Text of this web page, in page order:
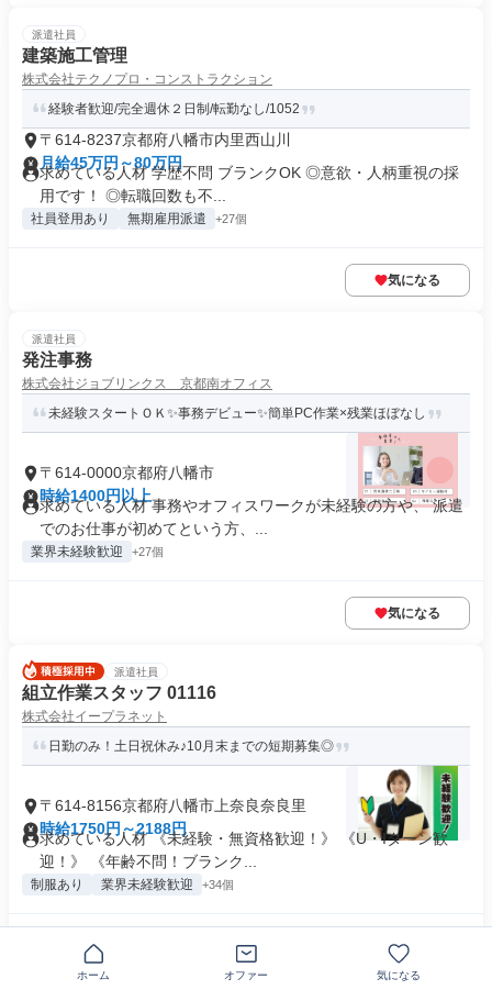
派遣社員
建築施工管理
株式会社テクノプロ・コンストラクション
経験者歓迎/完全週休２日制/転勤なし/1052
〒614-8237京都府八幡市内里西山川
月給45万円～80万円
求めている人材 学歴不問 ブランクOK ◎意欲・人柄重視の採
用です！ ◎転職回数も不...
社員登用あり 無期雇用派遣 +27個
気になる
派遣社員
発注事務
株式会社ジョブリンクス 京都南オフィス
未経験スタートＯＫ✨事務デビュー✨簡単PC作業×残業ほぼなし
〒614-0000京都府八幡市
時給1400円以上
求めている人材 事務やオフィスワークが未経験の方や、 派遣
でのお仕事が初めてという方、...
業界未経験歓迎 +27個
気になる
派遣社員
組立作業スタッフ 01116
株式会社イープラネット
日勤のみ！土日祝休み♪10月末までの短期募集◎
〒614-8156京都府八幡市上奈良奈良里
時給1750円～2188円
求めている人材 《未経験・無資格歓迎！》 《U・Iターン歓
迎！》 《年齢不問！ブランク...
制服あり 業界未経験歓迎 +34個
気になる
ホーム オファー 気になる